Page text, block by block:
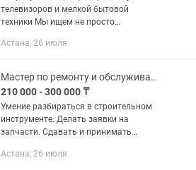
телевизоров и мелкой бытовой
техники Мы ищем не просто
действительно интересна
радиотехника интересна на...
Астана, 26 июля
Мастер по ремонту и обслуживанию оборудования
210 000 - 300 000 ₸
Умение разбираться в строительном
инструменте. Делать заявки на
запчасти. Сдавать и принимать
рабочем состоянии.
Астана, 26 июля